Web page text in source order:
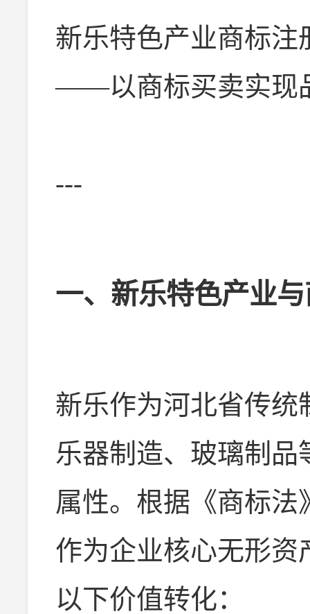
新乐特色产业商标注
——以商标买卖实现
---
一、新乐特色产业
新乐作为河北省传统
乐器制造、玻璃制
属性。根据《商标
作为企业核心无形资
以下价值转化：